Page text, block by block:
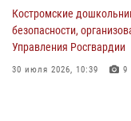
Костромские
безопасности,
Управления Росгвардии
30 июля 2026, 10:39 9